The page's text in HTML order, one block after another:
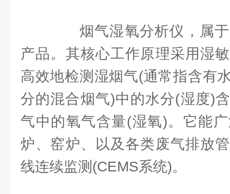
烟气湿氧分析仪，属于
产品。其核心工作原理采用湿
高效地检测湿烟气(通常指含有
分的混合烟气)中的水分(湿度)
气中的氧气含量(湿氧)。它能
炉、窑炉、以及各类废气排放
线连续监测(CEMS系统)。